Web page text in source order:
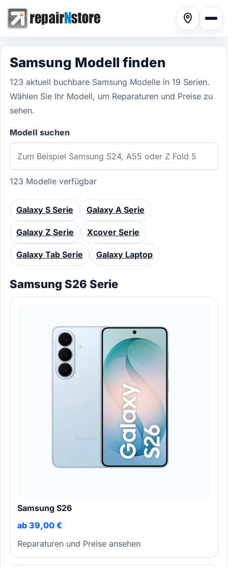
Tablet repair
Watch repair
Filialsuche
Anmelden
Samsung Modell finden
123 aktuell buchbare Samsung Modelle in 19 Serien.
Wählen Sie Ihr Modell, um Reparaturen und Preise zu
sehen.
Modell suchen
123 Modelle verfügbar
Galaxy S Serie Galaxy A Serie
Galaxy Z Serie Xcover Serie
Galaxy Tab Serie Galaxy Laptop
Samsung S26 Serie
Samsung S26
ab 39,00 €
Reparaturen und Preise ansehen